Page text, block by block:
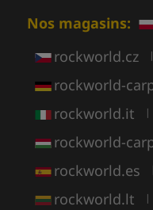
Nos magasins:
rockworld.cz |
rockworld-
rockworld.it |
rockworld-
rockworld.es
rockworld.lt |